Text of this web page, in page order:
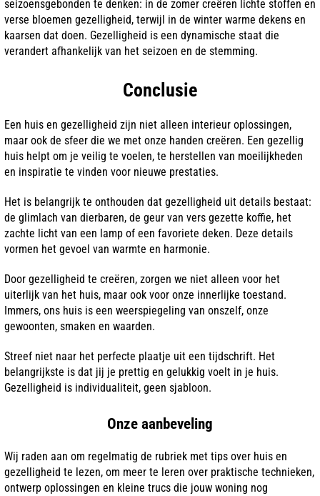
seizoensgebonden te denken: in de zomer creëren lichte stoffen en
verse bloemen gezelligheid, terwijl in de winter warme dekens en
kaarsen dat doen. Gezelligheid is een dynamische staat die
verandert afhankelijk van het seizoen en de stemming.
Conclusie
Een huis en gezelligheid zijn niet alleen interieur oplossingen,
maar ook de sfeer die we met onze handen creëren. Een gezellig
huis helpt om je veilig te voelen, te herstellen van moeilijkheden
en inspiratie te vinden voor nieuwe prestaties.
Het is belangrijk te onthouden dat gezelligheid uit details bestaat:
de glimlach van dierbaren, de geur van vers gezette koffie, het
zachte licht van een lamp of een favoriete deken. Deze details
vormen het gevoel van warmte en harmonie.
Door gezelligheid te creëren, zorgen we niet alleen voor het
uiterlijk van het huis, maar ook voor onze innerlijke toestand.
Immers, ons huis is een weerspiegeling van onszelf, onze
gewoonten, smaken en waarden.
Streef niet naar het perfecte plaatje uit een tijdschrift. Het
belangrijkste is dat jij je prettig en gelukkig voelt in je huis.
Gezelligheid is individualiteit, geen sjabloon.
Onze aanbeveling
Wij raden aan om regelmatig de rubriek met tips over huis en
gezelligheid te lezen, om meer te leren over praktische technieken,
ontwerp oplossingen en kleine trucs die jouw woning nog